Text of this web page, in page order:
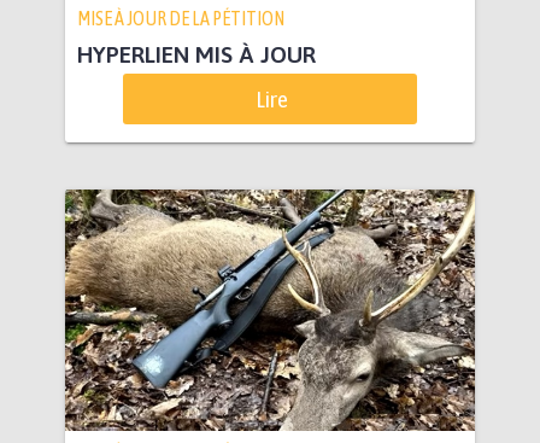
MISE À JOUR DE LA PÉTITION
HYPERLIEN MIS À JOUR
Lire